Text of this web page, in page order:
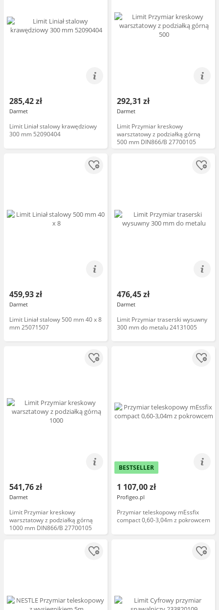
285,42 zł
Darmet
Limit Liniał stalowy krawędziowy
300 mm 52090404
292,31 zł
Darmet
Limit Przymiar kreskowy
warsztatowy z podziałką górną
500 mm DIN866/B 27700105
459,93 zł
Darmet
Limit Liniał stalowy 500 mm 40 x 8
mm 25071507
476,45 zł
Darmet
Limit Przymiar traserski wysuwny
300 mm do metalu 24131005
541,76 zł
Darmet
Limit Przymiar kreskowy
warsztatowy z podziałką górną
1000 mm DIN866/B 27700105
BESTSELLER
1 107,00 zł
Profigeo.pl
Przymiar teleskopowy mEssfix
compact 0,60-3,04m z pokrowcem